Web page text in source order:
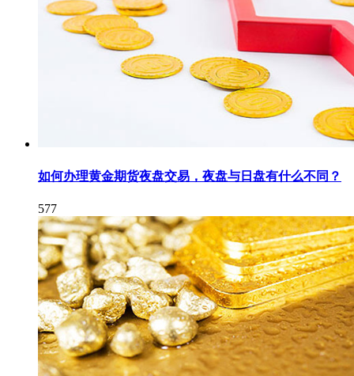
如何办理黄金期货夜盘交易，夜盘与日盘有什么不同？
577